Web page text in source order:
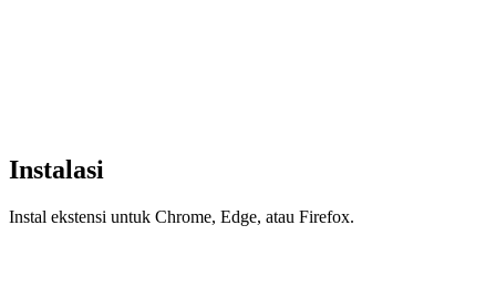
Instalasi
Instal ekstensi untuk Chrome, Edge, atau Firefox.